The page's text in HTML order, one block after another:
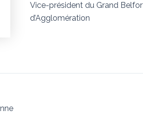
Vice-président du Grand
d’Agglomération